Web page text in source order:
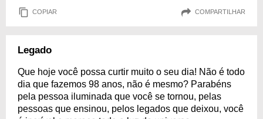
COPIAR COMPARTILHAR
Legado
Que hoje você possa curtir muito o seu dia! Não é todo
dia que fazemos 98 anos, não é mesmo? Parabéns
pela pessoa iluminada que você se tornou, pelas
pessoas que ensinou, pelos legados que deixou, você